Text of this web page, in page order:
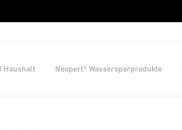
Haushalt Neoperl® Wassersparprodukte